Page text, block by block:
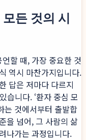
든 것의 시
할 때, 가장 중요한 것
역시 마찬가지입니다.
답은 저마다 다르지
습니다. ‘환자 중심 모
는 것에서부터 출발합
을 넘어, 그 사람의 삶
나가는 과정입니다.